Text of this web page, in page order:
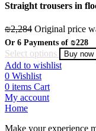
Straight trousers in
₪2,284 Original price
Or 6 Payments of ₪228
Select options Buy now
Add to wishlist
0 Wishlist
0 items Cart
My account
Home
Make your experience